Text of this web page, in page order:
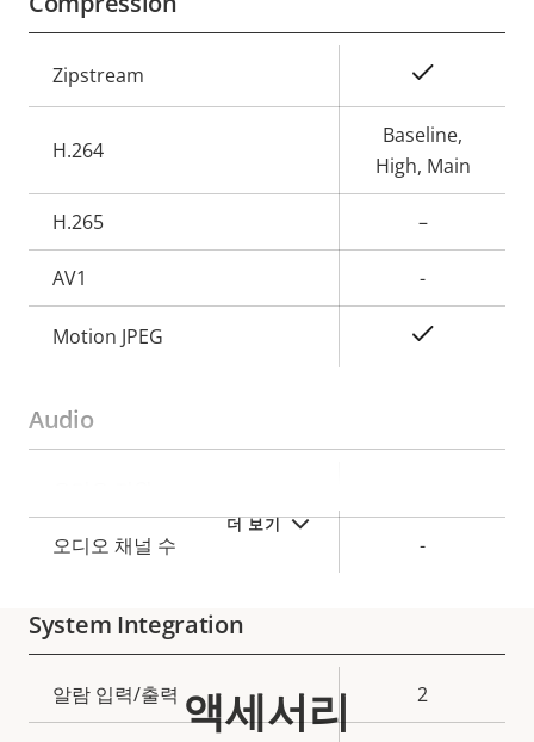
더 보기
속
성
명
속
Zipstream
H.264
Baseline,
High, Main
H.265 –
AV1 -
Motion JPEG
Audio
성
설
성
오디오 채널 수 -
System Integration
속
성
속
알람 입력/출력 2
액세서리